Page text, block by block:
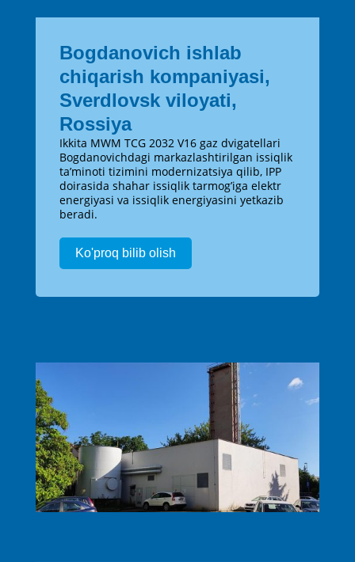
Bogdanovich ishlab
chiqarish kompaniyasi,
Sverdlovsk viloyati,
Rossiya
Ikkita MWM TCG 2032 V16 gaz dvigatellari
Bogdanovichdagi markazlashtirilgan issiqlik
ta’minoti tizimini modernizatsiya qilib, IPP
doirasida shahar issiqlik tarmog’iga elektr
energiyasi va issiqlik energiyasini yetkazib
beradi.
Ko'proq bilib olish